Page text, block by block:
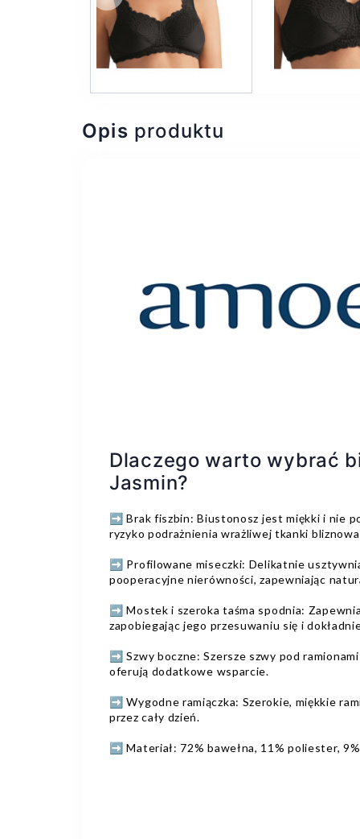
Poprzedni
Opis produktu
Dlaczego warto wybrać
Jasmin?
➡️ Brak fiszbin: Biustonosz jest miękki i nie
ryzyko podrażnienia wrażliwej tkanki
➡️ Profilowane miseczki: Delikatnie
pooperacyjne nierówności, zapewniając
➡️ Mostek i szeroka taśma spodnia:
zapobiegając jego przesuwaniu się i
➡️ Szwy boczne: Szersze szwy pod
oferują dodatkowe wsparcie.
➡️ Wygodne ramiączka: Szerokie, miękkie
przez cały dzień.
➡️ Materiał: 72% bawełna, 11% poliester,